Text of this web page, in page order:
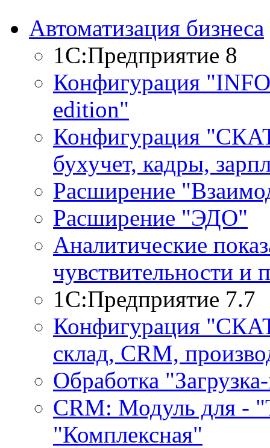
Автоматизация бизнеса
1С:Предприятие 8
Конфигурация
edition"
Конфигурация
бухучет, кадры,
Расширение
Расширение "ЭДО"
Аналитические
чувствительности и
1С:Предприятие 7.7
Конфигурация
склад, CRM,
Обработка
CRM: Модуль для -
"Комплексная"